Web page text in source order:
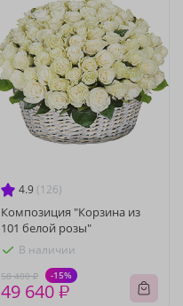
4.9 (126)
Композиция "Корзина из
101 белой розы"
В наличии
58 400 ₽ -15%
49 640 ₽